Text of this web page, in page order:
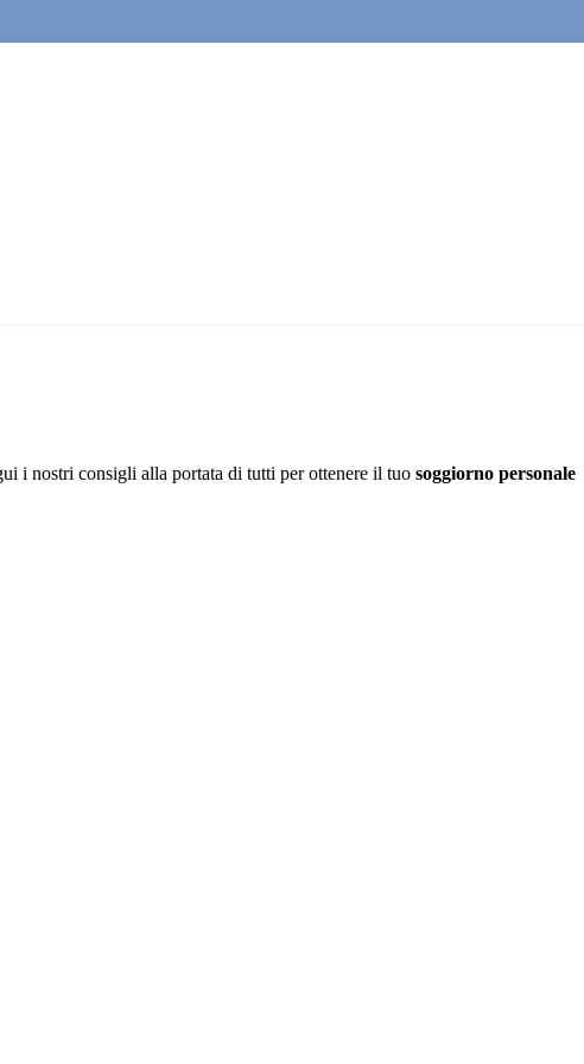
i nostri consigli alla portata di tutti per ottenere il tuo soggiorno personale